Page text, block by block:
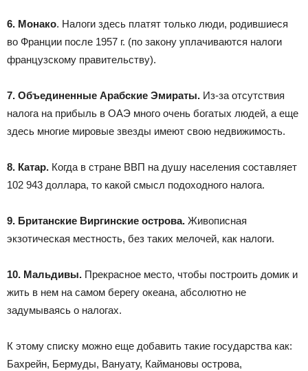
6. Монако. Налоги здесь платят только люди, родившиеся
во Франции после 1957 г. (по закону уплачиваются налоги
французскому правительству).
7. Объединенные Арабские Эмираты. Из-за отсутствия
налога на прибыль в ОАЭ много очень богатых людей, а еще
здесь многие мировые звезды имеют свою недвижимость.
8. Катар. Когда в стране ВВП на душу населения составляет
102 943 доллара, то какой смысл подоходного налога.
9. Британские Виргинские острова. Живописная
экзотическая местность, без таких мелочей, как налоги.
10. Мальдивы. Прекрасное место, чтобы построить домик и
жить в нем на самом берегу океана, абсолютно не
задумываясь о налогах.
К этому списку можно еще добавить такие государства как:
Бахрейн, Бермуды, Вануату, Каймановы острова,